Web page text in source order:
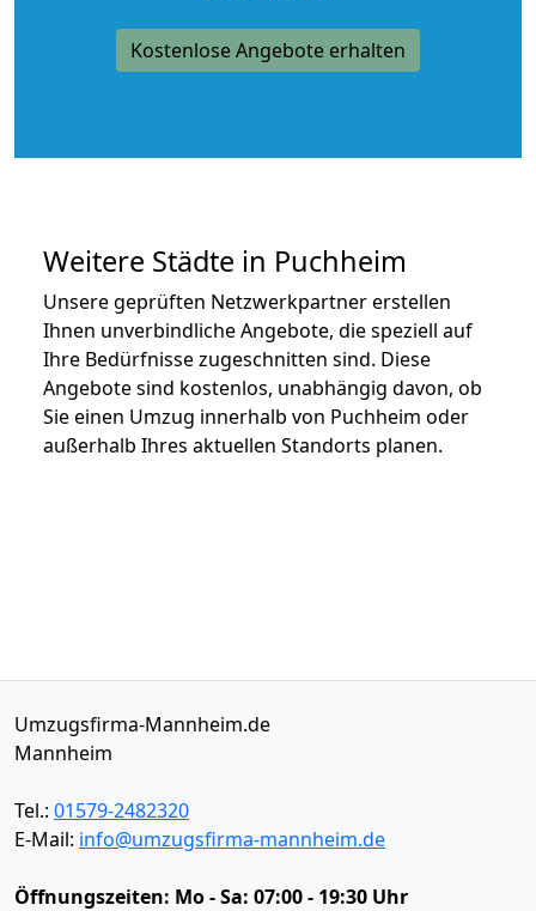
Kostenlose Angebote erhalten
Weitere Städte in Puchheim
Unsere geprüften Netzwerkpartner erstellen
Ihnen unverbindliche Angebote, die speziell auf
Ihre Bedürfnisse zugeschnitten sind. Diese
Angebote sind kostenlos, unabhängig davon, ob
Sie einen Umzug innerhalb von Puchheim oder
außerhalb Ihres aktuellen Standorts planen.
Umzugsfirma-Mannheim.de
Mannheim
Tel.: 01579-2482320
E-Mail: info@umzugsfirma-mannheim.de
Öffnungszeiten: Mo - Sa: 07:00 - 19:30 Uhr